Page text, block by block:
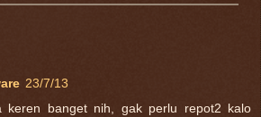
23/7/13
keren banget nih, gak perlu repot2 kalo